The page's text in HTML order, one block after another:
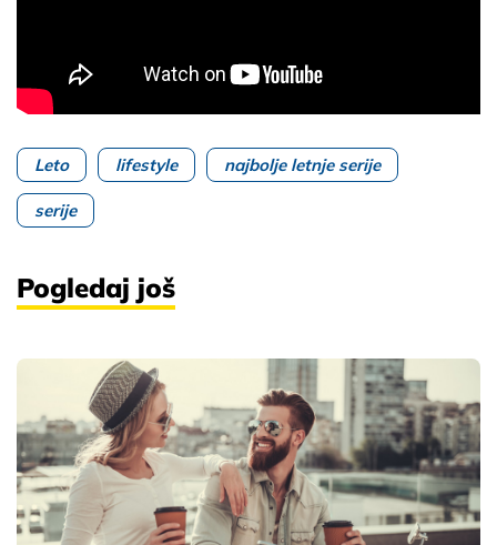
Leto lifestyle najbolje letnje serije
serije
Pogledaj još